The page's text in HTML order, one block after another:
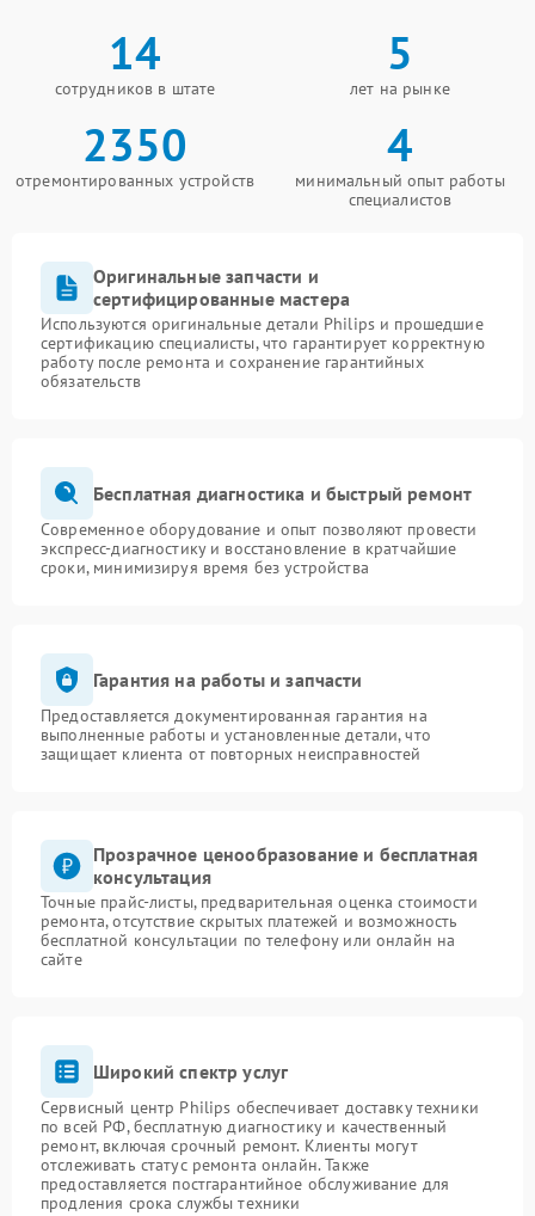
14
сотрудников в штате
5
лет на рынке
2350
отремонтированных устройств
4
минимальный опыт работы
специалистов
Оригинальные запчасти и
сертифицированные мастера
Используются оригинальные детали Philips и прошедшие
сертификацию специалисты, что гарантирует корректную
работу после ремонта и сохранение гарантийных
обязательств
Бесплатная диагностика и быстрый ремонт
Современное оборудование и опыт позволяют провести
экспресс-диагностику и восстановление в кратчайшие
сроки, минимизируя время без устройства
Гарантия на работы и запчасти
Предоставляется документированная гарантия на
выполненные работы и установленные детали, что
защищает клиента от повторных неисправностей
Прозрачное ценообразование и бесплатная
консультация
Точные прайс-листы, предварительная оценка стоимости
ремонта, отсутствие скрытых платежей и возможность
бесплатной консультации по телефону или онлайн на
сайте
Широкий спектр услуг
Сервисный центр Philips обеспечивает доставку техники
по всей РФ, бесплатную диагностику и качественный
ремонт, включая срочный ремонт. Клиенты могут
отслеживать статус ремонта онлайн. Также
предоставляется постгарантийное обслуживание для
продления срока службы техники